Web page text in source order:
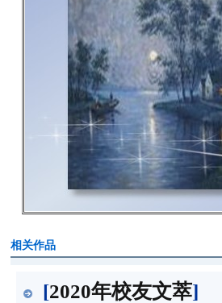
相关作品
[2020年校友文萃]